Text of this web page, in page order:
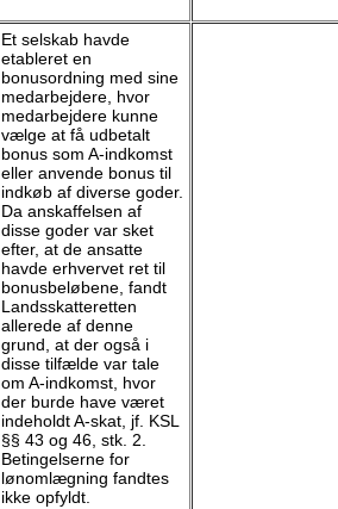
Et selskab havde
etableret en
bonusordning med sine
medarbejdere, hvor
medarbejdere kunne
vælge at få udbetalt
bonus som A-indkomst
eller anvende bonus til
indkøb af diverse goder.
Da anskaffelsen af
disse goder var sket
efter, at de ansatte
havde erhvervet ret til
bonusbeløbene, fandt
Landsskatteretten
allerede af denne
grund, at der også i
disse tilfælde var tale
om A-indkomst, hvor
der burde have været
indeholdt A-skat, jf. KSL
§§ 43 og 46, stk. 2.
Betingelserne for
lønomlægning fandtes
ikke opfyldt.